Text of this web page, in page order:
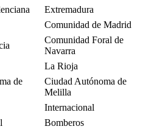
Extremadura
Comunidad de Madrid
Comunidad Foral de
Navarra
La Rioja
de
Ciudad Autónoma de
Melilla
Internacional
Bomberos